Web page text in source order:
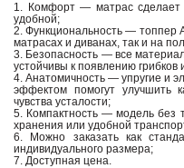
1. Комфорт — матрас сделает
удобной;
2. Функциональность — топпер
матрасах и диванах, так и на
3. Безопасность — все
устойчивы к появлению грибков
4. Анатомичность — упругие и
эффектом помогут улучшить
чувства усталости;
5. Компактность — модель без
хранения или удобной
6. Можно заказать как
индивидуального размера;
7. Доступная цена.